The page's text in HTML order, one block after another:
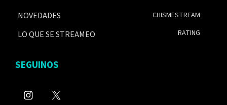
NOVEDADES
LO QUE SE STREAMEO
CHISMESTREAM
RATING
SEGUINOS